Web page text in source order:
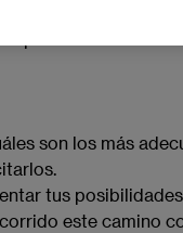
en
son los más
tus
este camino